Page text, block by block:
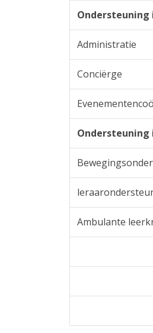
Administratie
Conciërge
Ambulante